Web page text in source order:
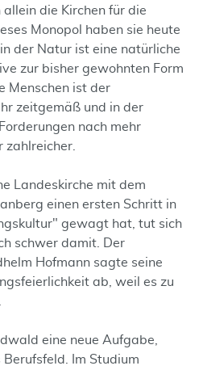
die Kirchen für die
Monopol haben sie heute
der Natur ist eine natürliche
zur bisher gewohnten Form
Menschen ist der
zeitgemäß und in der
nach mehr
Landeskirche mit dem
einen ersten Schritt in
gewagt hat, tut sich
schwer damit. Der
Hofmann sagte seine
ab, weil es zu
eine neue Aufgabe,
Im Studium